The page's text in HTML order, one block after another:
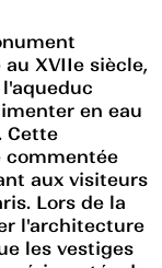
XVIIe siècle,
en eau
Cette
commentée
aux visiteurs
Lors de la
l'architecture
les vestiges